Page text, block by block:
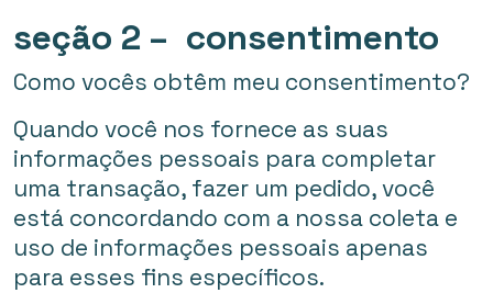
seção 2 – consentimento
Como vocês obtêm meu consentimento?
Quando você nos fornece as suas
informações pessoais para completar
uma transação, fazer um pedido, você
está concordando com a nossa coleta e
uso de informações pessoais apenas
para esses fins específicos.